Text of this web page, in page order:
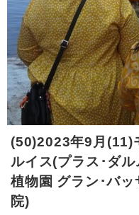
(50)2023年9月(11)
ルイス(プラス･ダ
植物園 グラン･バ
院)